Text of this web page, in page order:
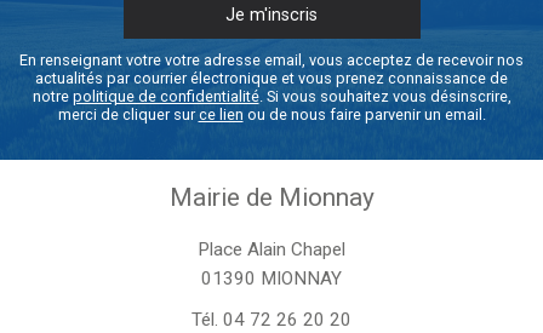
En renseignant votre votre adresse email, vous acceptez de recevoir nos
actualités par courrier électronique et vous prenez connaissance de
notre politique de confidentialité. Si vous souhaitez vous désinscrire,
merci de cliquer surce lien ou de nous faire parvenir un email.
Mairie de Mionnay
Place Alain Chapel
01390 MIONNAY
Tél. 04 72 26 20 20